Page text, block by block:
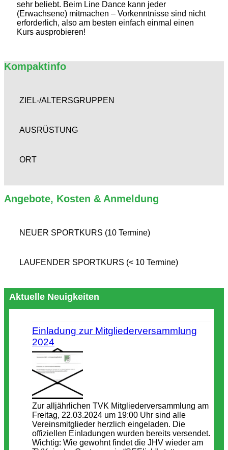
sehr beliebt. Beim Line Dance kann jeder
(Erwachsene) mitmachen – Vorkenntnisse sind nicht
erforderlich, also am besten einfach einmal einen
Kurs ausprobieren!
Kompaktinfo
ZIEL-/ALTERSGRUPPEN
AUSRÜSTUNG
ORT
Angebote, Kosten & Anmeldung
NEUER SPORTKURS (10 Termine)
LAUFENDER SPORTKURS (< 10 Termine)
Aktuelle Neuigkeiten
Einladung zur Mitgliederversammlung
2024
Zur alljährlichen TVK Mitgliederversammlung am
Freitag, 22.03.2024 um 19:00 Uhr sind alle
Vereinsmitglieder herzlich eingeladen. Die
offiziellen Einladungen wurden bereits versendet.
Wichtig: Wie gewohnt findet die JHV wieder am